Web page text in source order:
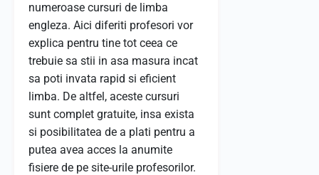
numeroase cursuri de limba
engleza. Aici diferiti profesori vor
explica pentru tine tot ceea ce
trebuie sa stii in asa masura incat
sa poti invata rapid si eficient
limba. De altfel, aceste cursuri
sunt complet gratuite, insa exista
si posibilitatea de a plati pentru a
putea avea acces la anumite
fisiere de pe site-urile profesorilor.